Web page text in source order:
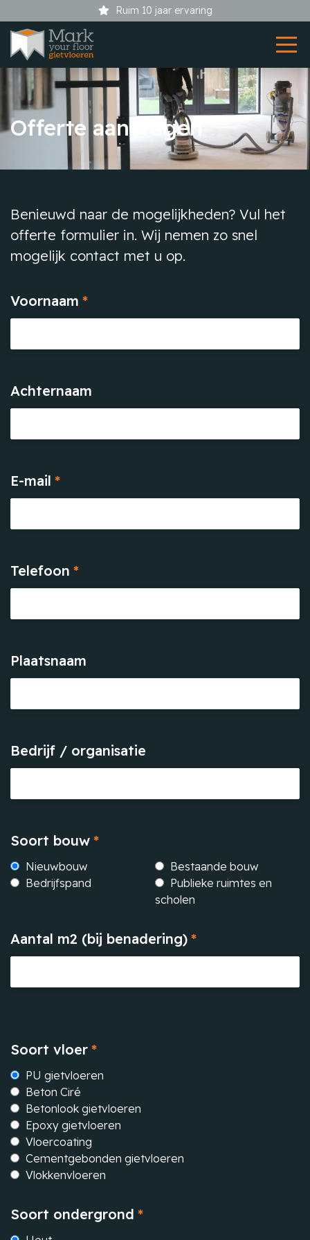
Ruim 10 jaar ervaring
Offerte aanvragen
Benieuwd naar de mogelijkheden? Vul het
offerte formulier in. Wij nemen zo snel
mogelijk contact met u op.
Voornaam *
Achternaam
E-mail *
Telefoon *
Plaatsnaam
Bedrijf / organisatie
Soort bouw *
Nieuwbouw
Bestaande bouw
Bedrijfspand
Publieke ruimtes en
scholen
Aantal m2 (bij benadering) *
Soort vloer *
PU gietvloeren
Beton Ciré
Betonlook gietvloeren
Epoxy gietvloeren
Vloercoating
Cementgebonden gietvloeren
Vlokkenvloeren
Soort ondergrond *